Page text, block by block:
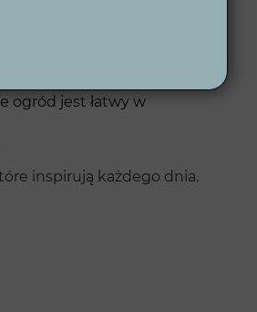
na czas.
ogród jest łatwy w
inspirują każdego dnia.